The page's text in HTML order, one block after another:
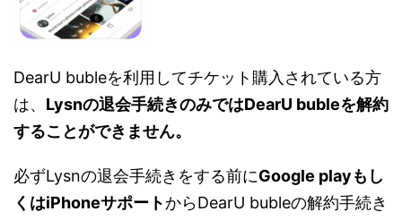
DearU bubleを利用してチケット購入されている方
は、 Lysnの退会手続きのみではDearU bubleを解約
することができません。
必ずLysnの退会手続きをする前にGoogle playもし
くはiPhoneサポートからDearU bubleの解約手続き